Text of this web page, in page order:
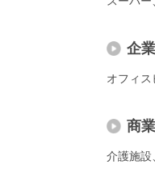
企業
オフィ
商
介護施設